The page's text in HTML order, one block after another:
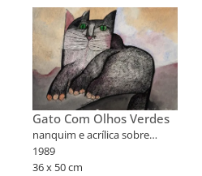
Gato Com Olhos Verdes
nanquim e acrílica sobre
papel
1989
36 x 50 cm